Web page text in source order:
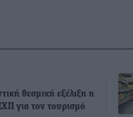
θεσμική εξέλιξη η
για τον τουρισμό